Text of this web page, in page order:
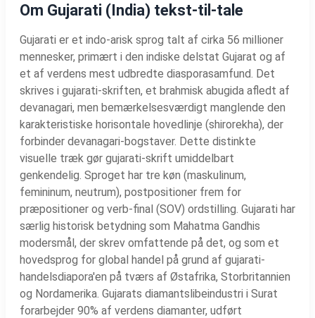
Om Gujarati (India) tekst-til-tale
Gujarati er et indo-arisk sprog talt af cirka 56 millioner
mennesker, primært i den indiske delstat Gujarat og af
et af verdens mest udbredte diasporasamfund. Det
skrives i gujarati-skriften, et brahmisk abugida afledt af
devanagari, men bemærkelsesværdigt manglende den
karakteristiske horisontale hovedlinje (shirorekha), der
forbinder devanagari-bogstaver. Dette distinkte
visuelle træk gør gujarati-skrift umiddelbart
genkendelig. Sproget har tre køn (maskulinum,
femininum, neutrum), postpositioner frem for
præpositioner og verb-final (SOV) ordstilling. Gujarati har
særlig historisk betydning som Mahatma Gandhis
modersmål, der skrev omfattende på det, og som et
hovedsprog for global handel på grund af gujarati-
handelsdiapora'en på tværs af Østafrika, Storbritannien
og Nordamerika. Gujarats diamantslibeindustri i Surat
forarbejder 90% af verdens diamanter, udført